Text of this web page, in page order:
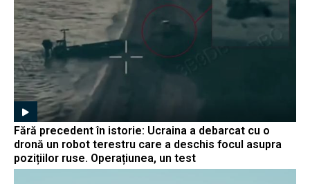
Fără precedent în istorie: Ucraina a debarcat cu o
dronă un robot terestru care a deschis focul asupra
pozițiilor ruse. Operațiunea, un test